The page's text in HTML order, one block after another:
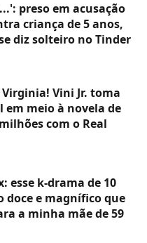
preso em acusação
criança de 5 anos,
diz solteiro no Tinder
Vini Jr. toma
meio à novela de
com o Real
esse k-drama de 10
doce e magnífico que
a minha mãe de 59